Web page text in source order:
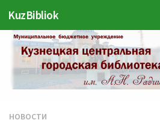
Перейти к содержимому
KuzBibliok
НОВОСТИ